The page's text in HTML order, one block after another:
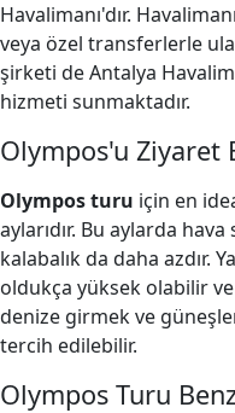
Havalimanı'dır.
veya özel transferlerle
şirketi de Antalya
hizmeti sunmaktadır.
Olympos'u Ziyaret
Olympos turu için en
aylarıdır. Bu aylarda hava
kalabalık da daha azdır.
oldukça yüksek olabilir
denize girmek ve
tercih edilebilir.
Olympos Turu